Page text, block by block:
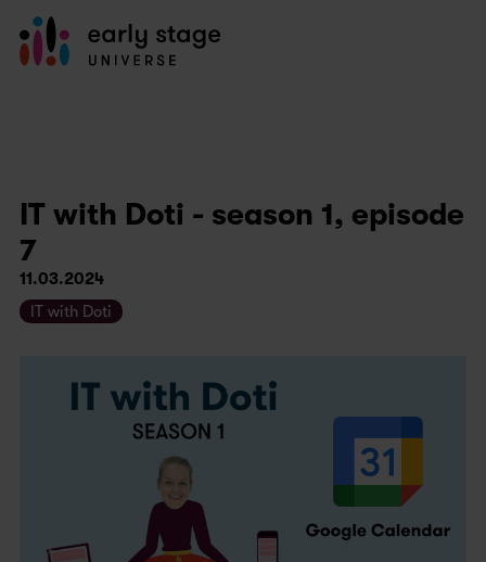
IT with Doti - season 1, episode
7
11.03.2024
IT with Doti